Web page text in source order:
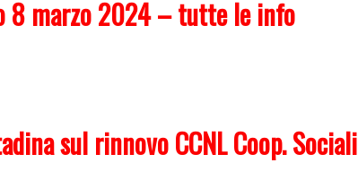
8 marzo 2024 – tutte le info
sul rinnovo CCNL Coop. Sociali